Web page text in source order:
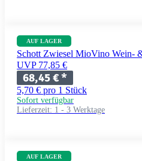
AUF LAGER
Schott Zwiesel MioVino Wein-
UVP 77,85 €
68,45 €*
5,70 € pro 1 Stück
Sofort verfügbar
Lieferzeit: 1 - 3 Werktage
AUF LAGER